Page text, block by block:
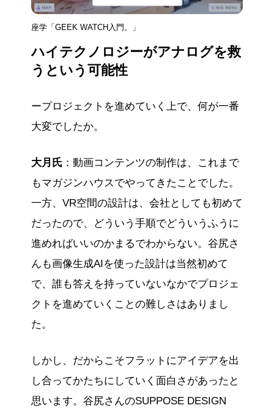
座学「GEEK WATCH入門。」
ハイテクノロジーがアナログを救
うという可能性
ープロジェクトを進めていく上で、何が一番
大変でしたか。
大月氏 ：動画コンテンツの制作は、これまで
もマガジンハウスでやってきたことでした。
一方、VR空間の設計は、会社としても初めて
だったので、どういう手順でどういうふうに
進めればいいのかまるでわからない。谷尻さ
んも画像生成AIを使った設計は当然初めて
で、誰も答えを持っていないなかでプロジェ
クトを進めていくことの難しさはありまし
た。
しかし、だからこそフラットにアイデアを出
し合ってかたちにしていく面白さがあったと
思います。谷尻さんのSUPPOSE DESIGN